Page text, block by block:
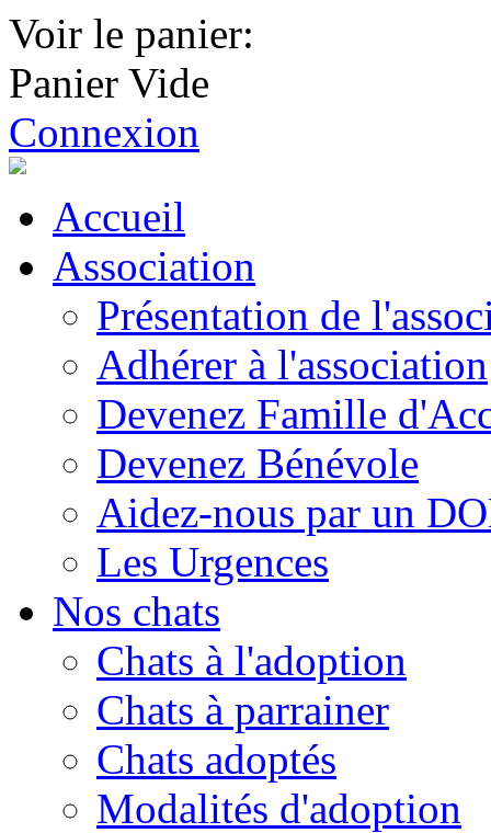
Voir le panier:
Panier Vide
Connexion
Accueil
Association
Présentation de
Adhérer à l'association
Devenez Famille
Devenez Bénévole
Aidez-nous par un
Les Urgences
Nos chats
Chats à l'adoption
Chats à parrainer
Chats adoptés
Modalités d'adoption